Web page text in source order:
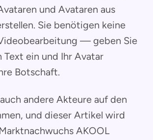
und Avataren aus
Sie benötigen keine
— geben Sie
Text ein und Ihr Avatar
Botschaft.
andere Akteure auf den
und dieser Artikel wird
AKOOL